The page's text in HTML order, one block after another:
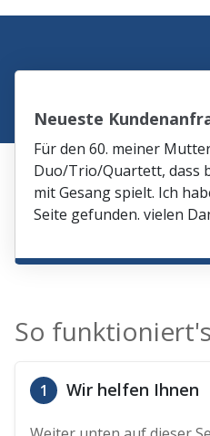
Neueste
Für den 60. meiner
Duo/Trio/Quartett, dass
mit Gesang spielt. Ich
Seite gefunden. vielen
So funktioniert's
1 Wir helfen Ihnen